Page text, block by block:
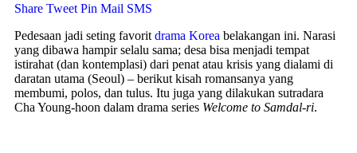
Share Tweet Pin Mail SMS
Pedesaan jadi seting favorit drama Korea belakangan ini. Narasi
yang dibawa hampir selalu sama; desa bisa menjadi tempat
istirahat (dan kontemplasi) dari penat atau krisis yang dialami di
daratan utama (Seoul) – berikut kisah romansanya yang
membumi, polos, dan tulus. Itu juga yang dilakukan sutradara
Cha Young-hoon dalam drama series Welcome to Samdal-ri.